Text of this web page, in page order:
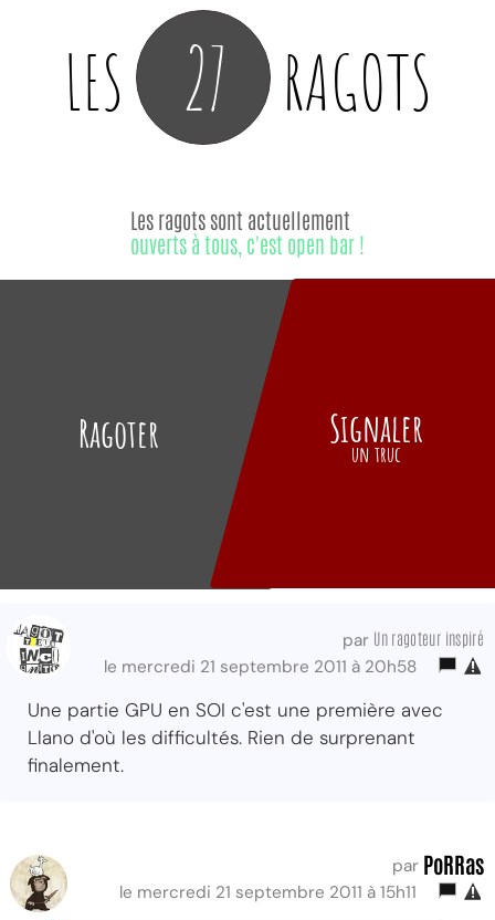
LES 27 RAGOTS
Ragoter
Les ragots sont actuellement
ouverts à tous, c'est open bar !
Signaler
un truc
par Un ragoteur inspiré
le mercredi 21 septembre 2011 à 20h58
Une partie GPU en SOI c'est une première avec
Llano d'où les difficultés. Rien de surprenant
finalement.
par PoRRas
le mercredi 21 septembre 2011 à 15h11